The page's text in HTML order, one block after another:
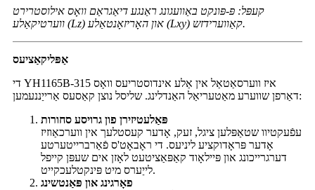
קעפּל: פּ-פּונקט באַוועגונג ראַנגע דיאַגראַם וואָס אילוסטרירט
ווערטיקאַלע (Lz) און האָריזאָנטאַלע (Lxy) קאַווערידזש.
אַפּליקאַציעס
די YH1165B-315 איז ווערסאַטאַל אין אַלע אינדוסטריעס וואָס
דאַרפן שווערע מאַטעריאַל האַנדלינג. שליסל נוצן קאַסעס אַרייַננעמען:
פּאַלעטיזירן פון גרויסע סחורות
עפֿעקטיוו שטאַפּלען ציגל, זעק, אָדער קעסטלעך אין ווערכאַוזיז
אָדער פּראָדוקציע ליניעס. די ראָבאָט'ס פֿאַרברייטערטע
דערגרייכונג און פּיילאָוד קאַפּאַציטעט לאָזן אים שעפּן קייפל
לייַערס מיט פּינקטלעכקייט.
פאָרגינג און פּאַנטשינג